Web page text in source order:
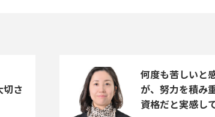
切さ
何度も苦しいと
が、努力を積み
資格だと実感し